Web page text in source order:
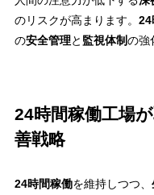
のリスクが高まります。 24
の安全管理と 監視体制の強
24時間稼働工場
善戦略
24時間稼働を維持しつつ、